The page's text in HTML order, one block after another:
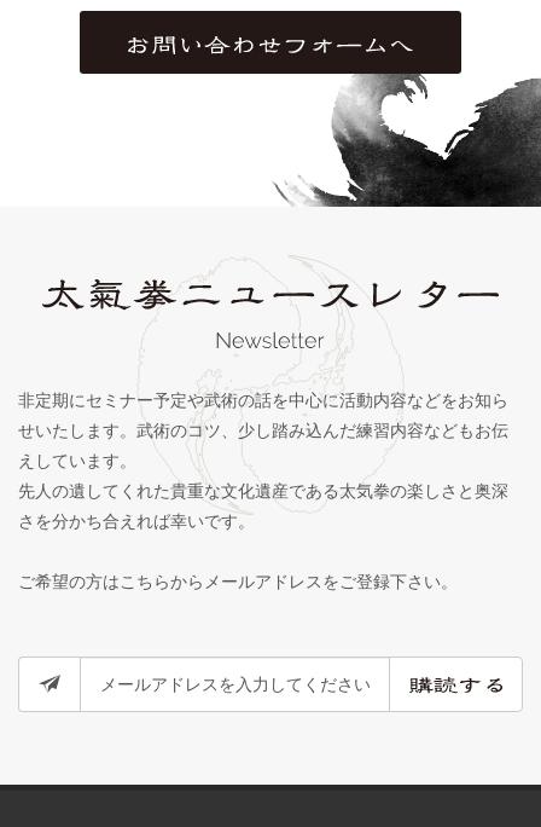
非定期にセミナー予定や武術の話を中心に活動内容などをお知ら
せいたします。武術のコツ、少し踏み込んだ練習内容などもお伝
えしています。
先人の遺してくれた貴重な文化遺産である太気拳の楽しさと奥深
さを分かち合えれば幸いです。
ご希望の方はこちらからメールアドレスをご登録下さい。